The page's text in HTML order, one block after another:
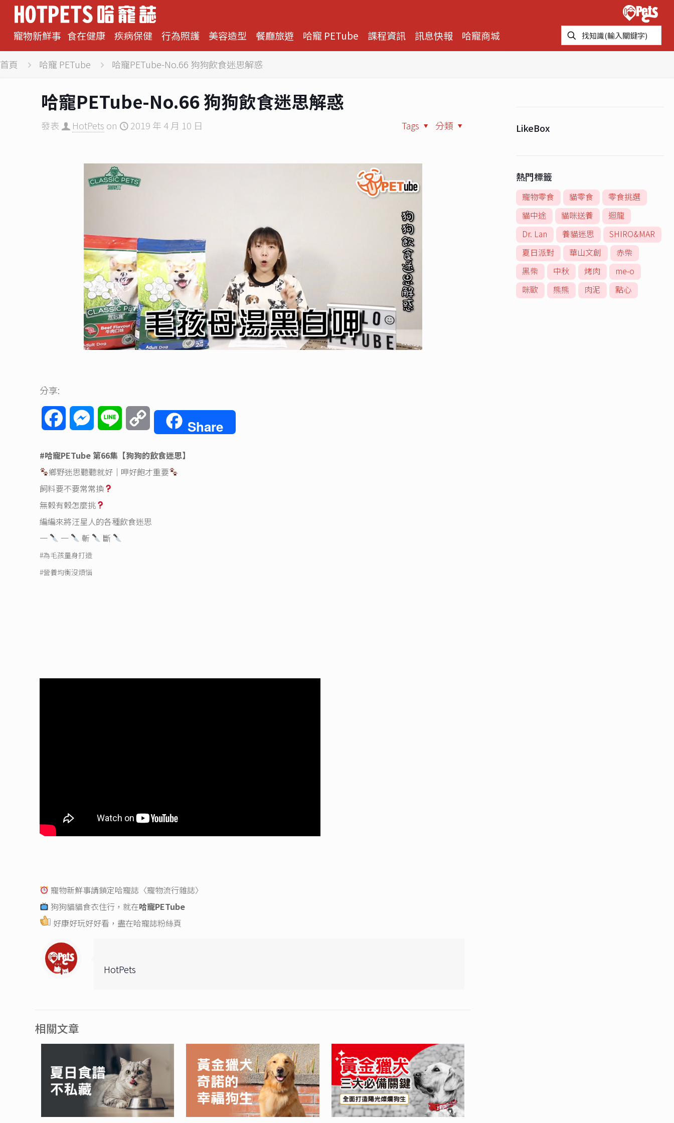
寵物新鮮事 食在健康 疾病保健 行為照護 美容造型 餐廳旅遊 哈寵 PETube 課程資訊 訊息快報 哈寵商城
首頁 哈寵 PETube 哈寵PETube-No.66 狗狗飲食迷思解惑
哈寵PETube-No.66 狗狗飲食迷思解惑
發表 HotPets on 2019 年 4 月 10 日 分類
Tags
分享:
FacebookMessenger
Line
Copy
Share
#哈寵PETube第66集【狗狗的飲食迷思】
鄉野迷思聽聽就好｜呷好飽才重要
飼料要不要常常換
無榖有榖怎麼挑
編編來將汪星人的各種飲食迷思
一
一 斬 斷
#為毛孩量身打造
#營養均衡沒煩惱
寵物新鮮事請鎖定哈寵誌〈寵物流行雜誌〉
狗狗貓貓食衣住行，就在哈寵PETube
好康好玩好好看，盡在哈寵誌粉絲頁
HotPets
相關文章
LikeBox
熱門標籤
寵物零食 貓零食
零食挑選
貓中途
貓咪送養
迴龍
Dr. Lan
養貓迷思
SHIRO&MAR
夏日派對
華山文創
赤柴
黑柴
中秋 烤肉
me-o
咪歐
熊熊 肉泥 點心